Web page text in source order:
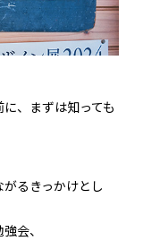
、まずは知っても
るきっかけとし
会、